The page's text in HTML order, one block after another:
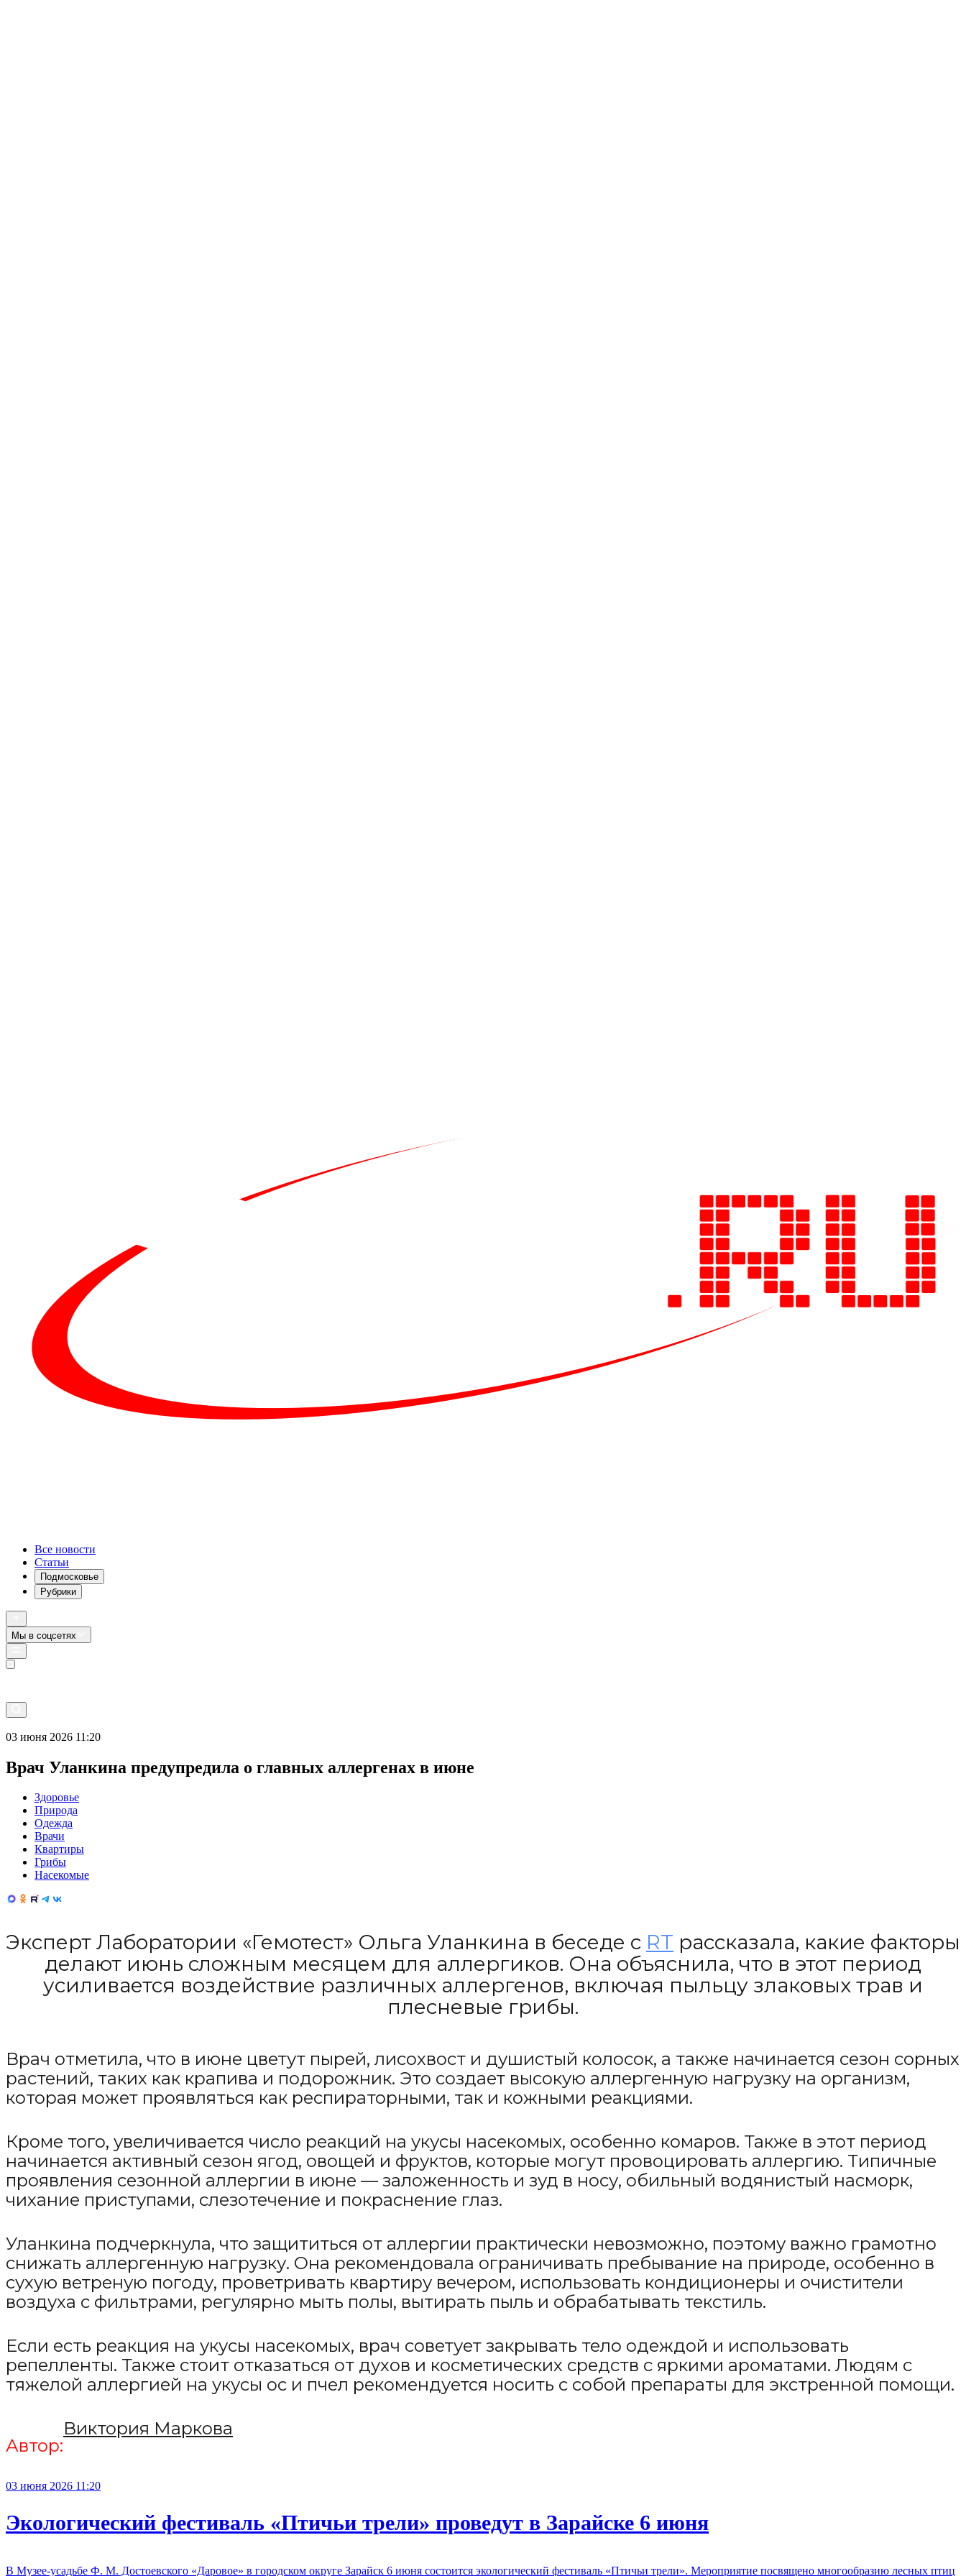
Все новости
Статьи
Подмосковье
Рубрики
Мы в соцсетях
03 июня 2026 11:20
Врач Уланкина предупредила о главных аллергенах в июне
Здоровье
Природа
Одежда
Врачи
Квартиры
Грибы
Насекомые
Эксперт Лаборатории «Гемотест» Ольга Уланкина в беседе с RT рассказала, какие факторы
делают июнь сложным месяцем для аллергиков. Она объяснила, что в этот период
усиливается воздействие различных аллергенов, включая пыльцу злаковых трав и
плесневые грибы.
Врач отметила, что в июне цветут пырей, лисохвост и душистый колосок, а также начинается сезон сорных
растений, таких как крапива и подорожник. Это создает высокую аллергенную нагрузку на организм,
которая может проявляться как респираторными, так и кожными реакциями.
Кроме того, увеличивается число реакций на укусы насекомых, особенно комаров. Также в этот период
начинается активный сезон ягод, овощей и фруктов, которые могут провоцировать аллергию. Типичные
проявления сезонной аллергии в июне — заложенность и зуд в носу, обильный водянистый насморк,
чихание приступами, слезотечение и покраснение глаз.
Уланкина подчеркнула, что защититься от аллергии практически невозможно, поэтому важно грамотно
снижать аллергенную нагрузку. Она рекомендовала ограничивать пребывание на природе, особенно в
сухую ветреную погоду, проветривать квартиру вечером, использовать кондиционеры и очистители
воздуха с фильтрами, регулярно мыть полы, вытирать пыль и обрабатывать текстиль.
Если есть реакция на укусы насекомых, врач советует закрывать тело одеждой и использовать
репелленты. Также стоит отказаться от духов и косметических средств с яркими ароматами. Людям с
тяжелой аллергией на укусы ос и пчел рекомендуется носить с собой препараты для экстренной помощи.
Автор:
Виктория Маркова
03 июня 2026 11:20
Экологический фестиваль «Птичьи трели» проведут в Зарайске 6 июня
В Музее-усадьбе Ф. М. Достоевского «Даровое» в городском округе Зарайск 6 июня состоится экологический фестиваль «Птичьи трели». Мероприятие посвящено многообразию лесных птиц